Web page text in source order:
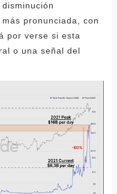
pronunciada, con
por verse si esta
o una señal del